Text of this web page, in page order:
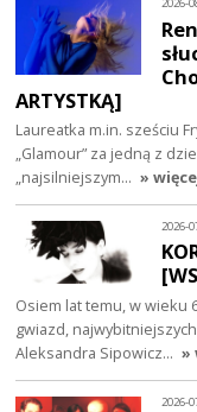
ARTYSTKĄ]
Laureatka m.in. sześciu
„Glamour” za jedną z
„najsilniejszym… »
2026-
Osiem lat temu, w wieku
gwiazd,
Aleksandra Sipowicz… »
2026-